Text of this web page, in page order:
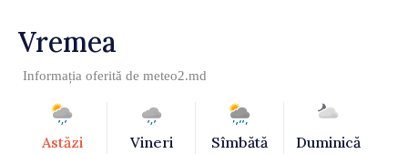
Vremea
Informația oferită de meteo2.md
Astăzi Vineri Sîmbătă Duminică